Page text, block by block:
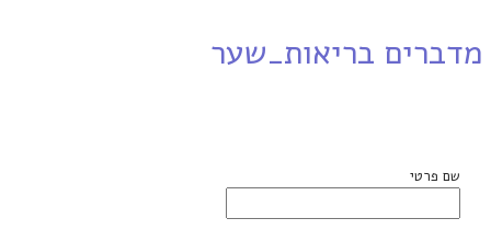
מדברים בריאות_שער
שם פרטי